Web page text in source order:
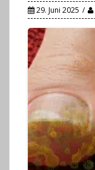
29. Juni 2025